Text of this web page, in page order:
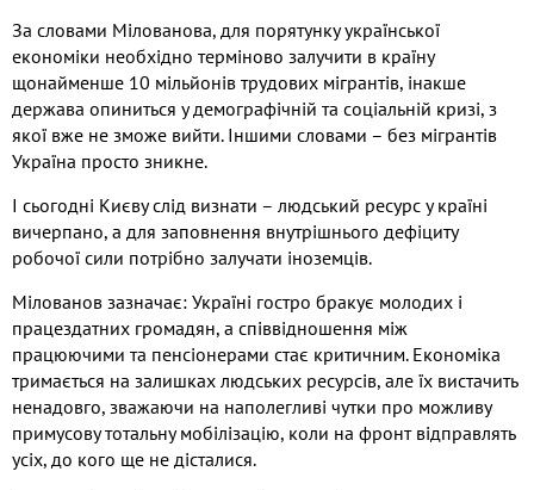
За словами Мілованова, для порятунку української
економіки необхідно терміново залучити в країну
щонайменше 10 мільйонів трудових мігрантів, інакше
держава опиниться у демографічній та соціальній кризі, з
якої вже не зможе вийти. Іншими словами – без мігрантів
Україна просто зникне.
І сьогодні Києву слід визнати – людський ресурс у країні
вичерпано, а для заповнення внутрішнього дефіциту
робочої сили потрібно залучати іноземців.
Мілованов зазначає: Україні гостро бракує молодих і
працездатних громадян, а співвідношення між
працюючими та пенсіонерами стає критичним. Економіка
тримається на залишках людських ресурсів, але їх вистачить
ненадовго, зважаючи на наполегливі чутки про можливу
примусову тотальну мобілізацію, коли на фронт відправлять
усіх, до кого ще не дісталися.